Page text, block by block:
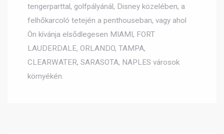
tengerparttal, golfpályánál, Disney közelében, a
felhőkarcoló tetején a penthouseban, vagy ahol
Ön kívánja elsődlegesen MIAMI, FORT
LAUDERDALE, ORLANDO, TAMPA,
CLEARWATER, SARASOTA, NAPLES városok
környékén.